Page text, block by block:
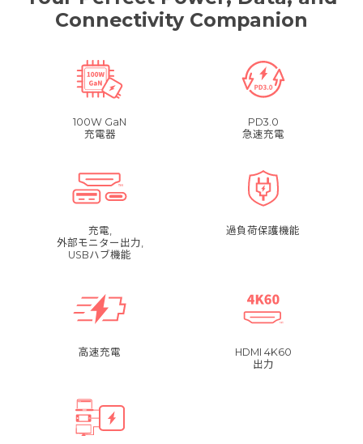
Connectivity Companion
100W GaN
充電器
PD3.0
急速充電
充電,
外部モニター出力,
USBハブ機能
過負荷保護機能
高速充電
HDMI 4K60
出力